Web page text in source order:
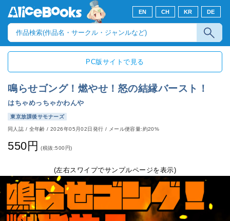
EN CH KR DE
PC版サイトで見る
鳴らせゴング！燃やせ！怒の結縁バースト！
はちゃめっちゃかわんや
東京放課後サモナーズ
同人誌 / 全年齢/2026年05月02日発行 / メール便容量:約20%
550円 (税抜:500円)
(左右スワイプでサンプルページを表示)